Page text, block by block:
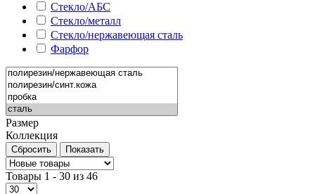
Стекло/АБС
Стекло/металл
Стекло/нержавеющая сталь
Фарфор
Размер
Коллекция
Товары 1 - 30 из 46